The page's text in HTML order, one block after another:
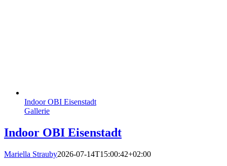
Indoor OBI Eisenstadt
Gallerie
Indoor OBI Eisenstadt
Mariella Strauby2026-07-14T15:00:42+02:00